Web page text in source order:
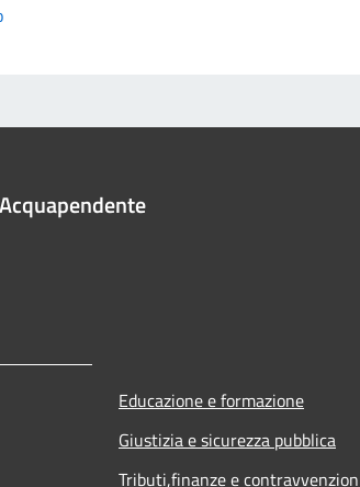
Educazione e formazione
Giustizia e sicurezza pubblica
Tributi,finanze e